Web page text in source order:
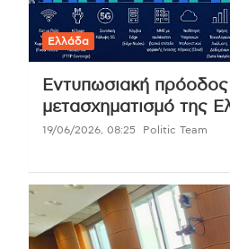
Ελλάδα
Εντυπωσιακή
μετασχηματισμό της
19/06/2026, 08:25 Politic Team